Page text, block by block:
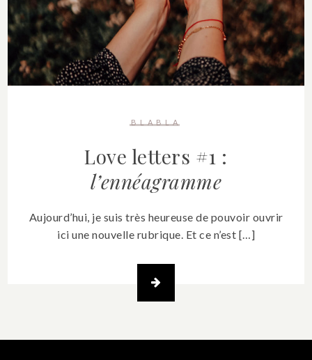
BLABLA
Love letters #1 :
l’ennéagramme
Aujourd’hui, je suis très heureuse de pouvoir ouvrir
ici une nouvelle rubrique. Et ce n’est […]